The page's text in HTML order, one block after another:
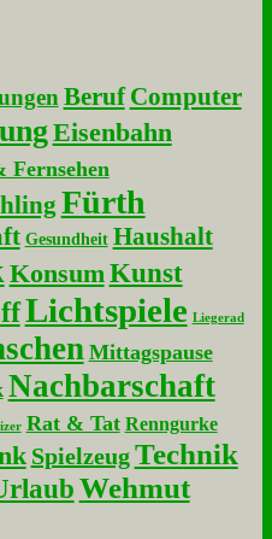
Beruf Computer
Eisenbahn
Fernsehen
Fürth
Gesundheit Haushalt
KonsumKunst
Lichtspiele Liegerad
Mittagspause
Nachbarschaft
Rat & Tat Renngurke
Spielzeug Technik
Wehmut